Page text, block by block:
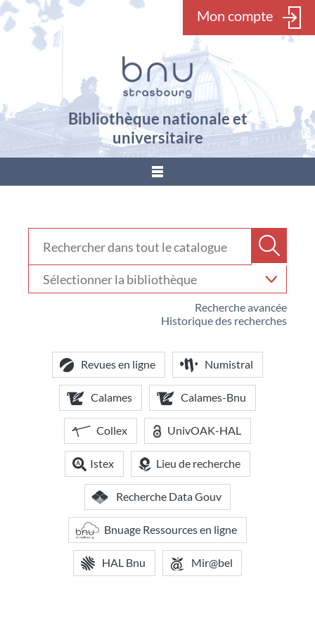
Mon compte
Bibliothèque nationale et
universitaire
???
Recherche avancée
Historique des recherches
votre
bibliothèque
Revues en ligne Numistral
Calames Calames-Bnu
Collex UnivOAK-HAL
Istex Lieu de recherche
Recherche Data Gouv
Bnuage Ressources en ligne
HAL Bnu Mir@bel